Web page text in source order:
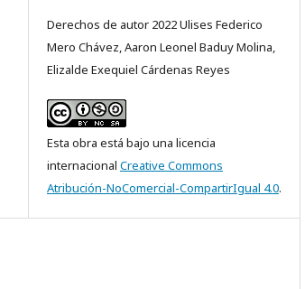
Derechos de autor 2022 Ulises Federico
Mero Chávez, Aaron Leonel Baduy Molina,
Elizalde Exequiel Cárdenas Reyes
Esta obra está bajo una licencia
internacional Creative Commons
Atribución-NoComercial-CompartirIgual 4.0.